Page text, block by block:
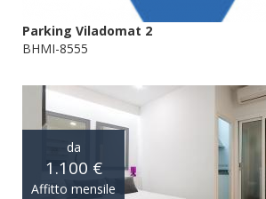
Parking Viladomat 2
BHMI-8555
da
1.100 €
Affitto mensile